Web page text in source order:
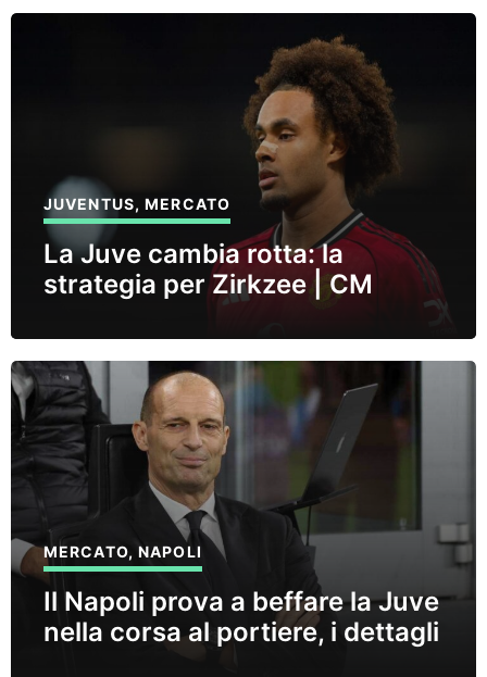
JUVENTUS,MERCATO
La Juve cambia rotta: la
strategia per Zirkzee | CM
MERCATO, NAPOLI
Il Napoli prova a beffare la Juve
nella corsa al portiere, i dettagli